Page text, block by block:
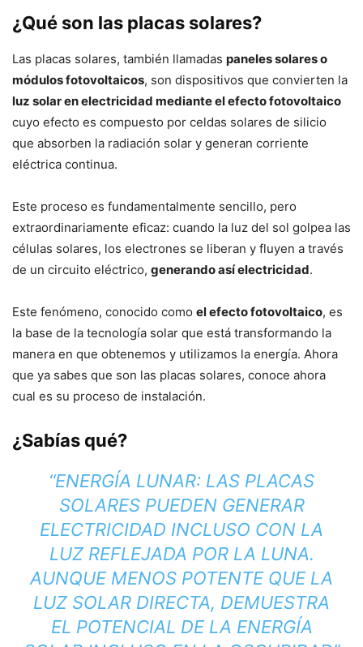
¿Qué son las placas solares?
Las placas solares, también llamadas paneles solares o
módulos fotovoltaicos, son dispositivos que convierten la
luz solar en electricidad mediante el efecto fotovoltaico
cuyo efecto es compuesto por celdas solares de silicio
que absorben la radiación solar y generan corriente
eléctrica continua.
Este proceso es fundamentalmente sencillo, pero
extraordinariamente eficaz: cuando la luz del sol golpea las
células solares, los electrones se liberan y fluyen a través
de un circuito eléctrico, generando así electricidad.
Este fenómeno, conocido como el efecto fotovoltaico, es
la base de la tecnología solar que está transformando la
manera en que obtenemos y utilizamos la energía. Ahora
que ya sabes que son las placas solares, conoce ahora
cual es su proceso de instalación.
¿Sabías qué?
“ENERGÍA LUNAR: LAS PLACAS
SOLARES PUEDEN GENERAR
ELECTRICIDAD INCLUSO CON LA
LUZ REFLEJADA POR LA LUNA.
AUNQUE MENOS POTENTE QUE LA
LUZ SOLAR DIRECTA, DEMUESTRA
EL POTENCIAL DE LA ENERGÍA